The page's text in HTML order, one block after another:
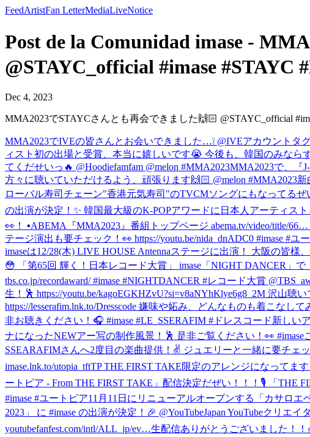
FeedArtistFan LetterMediaLiveNotice
Post de la Comunidad imase -
@STAYC_official #imase #STAYC
Dec 4, 2023
MMA2023でSTAYCさんとも再会できました🙌🏻 @STAYC_official
MMA2023でIVEの皆さんとお会いできました…❕ @IVEアカウントタ
ィスト初の出場と受賞、本当に嬉しいです😭 今後も、韓国のみな
てくだせいっ🔥 @Hoodiefamfam @melon #MMA2023MMA2023で、『
方々に聴いていただけるよう、頑張ります🙌🏻 @melon #MMA2023新
ローバル寿司チェーン"香港元気寿司"のTVCMソングにもなってるぜ
の出演が決定！✨ 韓国最大級のK-POPアワードに日本人アーティ
👀！ ▪︎ABEMA『MMA2023』番組トップページ abema.tv/video/title/66…
テージ演出も要チェック！👀 https://youtu.be/nida_dnADC0 #imase #ユ
imaseは12/28(木) LIVE HOUSE Antennaステージに出演！ 大阪の皆
😳 「第65回 輝く！日本レコード大賞」 imase「NIGHT DANCER」
tbs.co.jp/recordaward/ #imase #NIGHTDANCER #レコード大賞
生！🕺 https://youtu.be/kagoEGKHZvU?si=v8aNYhKlye6g8_2M 沢山聴
https://lesserafim.lnk.to/Dresscode 嫌味や妬み、どんなものも着こな
非お聴きください！🎧 #imase #LE_SSERAFIM #ドレスコード新しい
ナになったNEWアー写の制作風景！🕺 是非ご覧ください！👀 #imase
SSEARAFIMさんへ2度目の楽曲提供！✌️ ジュエリーと一緒に要チェ
imase.lnk.to/utopia_tftTP THE FIRST TAKE限定のアレンジになって
ートピア - From THE FIRST TAKE」配信決定だぜい！！！🎙 「THE
#imase #ユートピア11月11日にリニューアルオープンする「カサロエ
2023」 に #imase の出演が決定！🎉 @YouTubeJapan YouTubeクリ
youtubefanfest.com/intl/ALL_jp/ev…生配信ありがとうございました！！